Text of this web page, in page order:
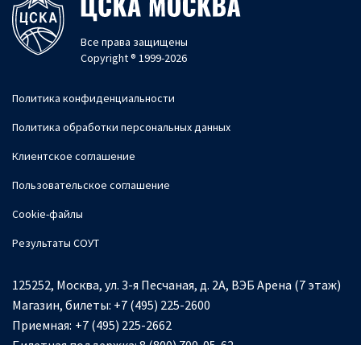
Все права защищены
Copyright ® 1999-2026
Политика конфиденциальности
Политика обработки персональных данных
Клиентское соглашение
Пользовательское соглашение
Cookie-файлы
Результаты СОУТ
125252, Москва, ул. 3-я Песчаная, д. 2А, ВЭБ Арена (7 этаж)
Магазин, билеты: +7 (495) 225-2600
Приемная: +7 (495) 225-2662